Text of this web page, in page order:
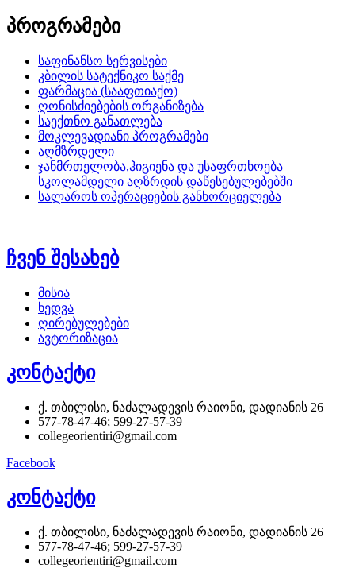
პროგრამები
საფინანსო სერვისები
კბილის სატექნიკო საქმე
ფარმაცია (სააფთიაქო)
ღონისძიებების ორგანიზება
საექთნო განათლება
მოკლევადიანი პროგრამები
აღმზრდელი
ჯანმრთელობა,ჰიგიენა და უსაფრთხოება
სკოლამდელი აღზრდის დაწესებულებებში
სალაროს ოპერაციების განხორციელება
ჩვენ შესახებ
მისია
ხედვა
ღირებულებები
ავტორიზაცია
კონტაქტი
ქ. თბილისი, ნაძალადევის რაიონი, დადიანის 26
577-78-47-46; 599-27-57-39
collegeorientiri@gmail.com
Facebook
კონტაქტი
ქ. თბილისი, ნაძალადევის რაიონი, დადიანის 26
577-78-47-46; 599-27-57-39
collegeorientiri@gmail.com